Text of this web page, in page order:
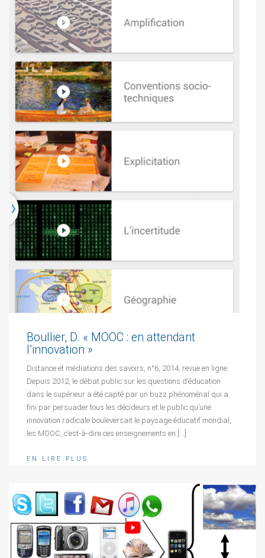
Boullier, D. « MOOC : en attendant
l’innovation »
Distance et médiations des savoirs, n°6, 2014, revue en ligne.
Depuis 2012, le débat public sur les questions d’éducation
dans le supérieur a été capté par un buzz phénoménal qui a
fini par persuader tous les décideurs et le public qu’une
innovation radicale bouleversait le paysage éducatif mondial,
les MOOC, c’est-à-dire ces enseignements en […]
EN LIRE PLUS